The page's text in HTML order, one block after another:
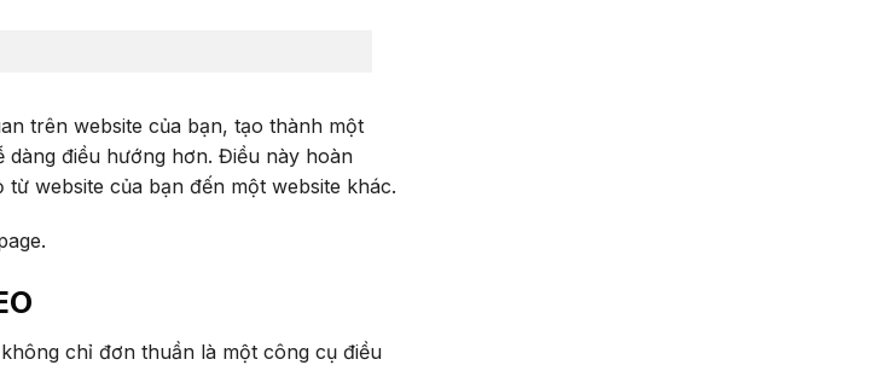
trên website của bạn, tạo thành một
dàng điều hướng hơn. Điều này hoàn
website của bạn đến một website khác.
không chỉ đơn thuần là một công cụ điều